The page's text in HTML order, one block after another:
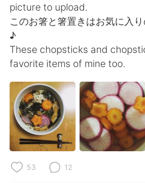
Português
picture to upload.
このお箸と箸置きはお気に入
♪
These chopsticks and
favorite items of mine too.
53 12